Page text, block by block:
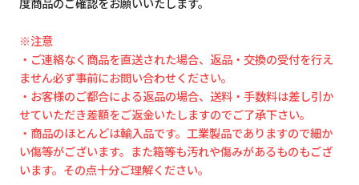
※注意
・ご連絡なく商品を直送された場合、返品・交換の受付を行え
ません必ず事前にお問い合わせください。
・お客様のご都合による返品の場合、送料・手数料は差し引か
せていただき差額をご返金いたしますのでご了承下さい。
・商品のほとんどは輸入品です。工業製品でありますので細か
い傷等がございます。また箱等も汚れや傷みがあるものもござ
います。その点十分ご理解ください。